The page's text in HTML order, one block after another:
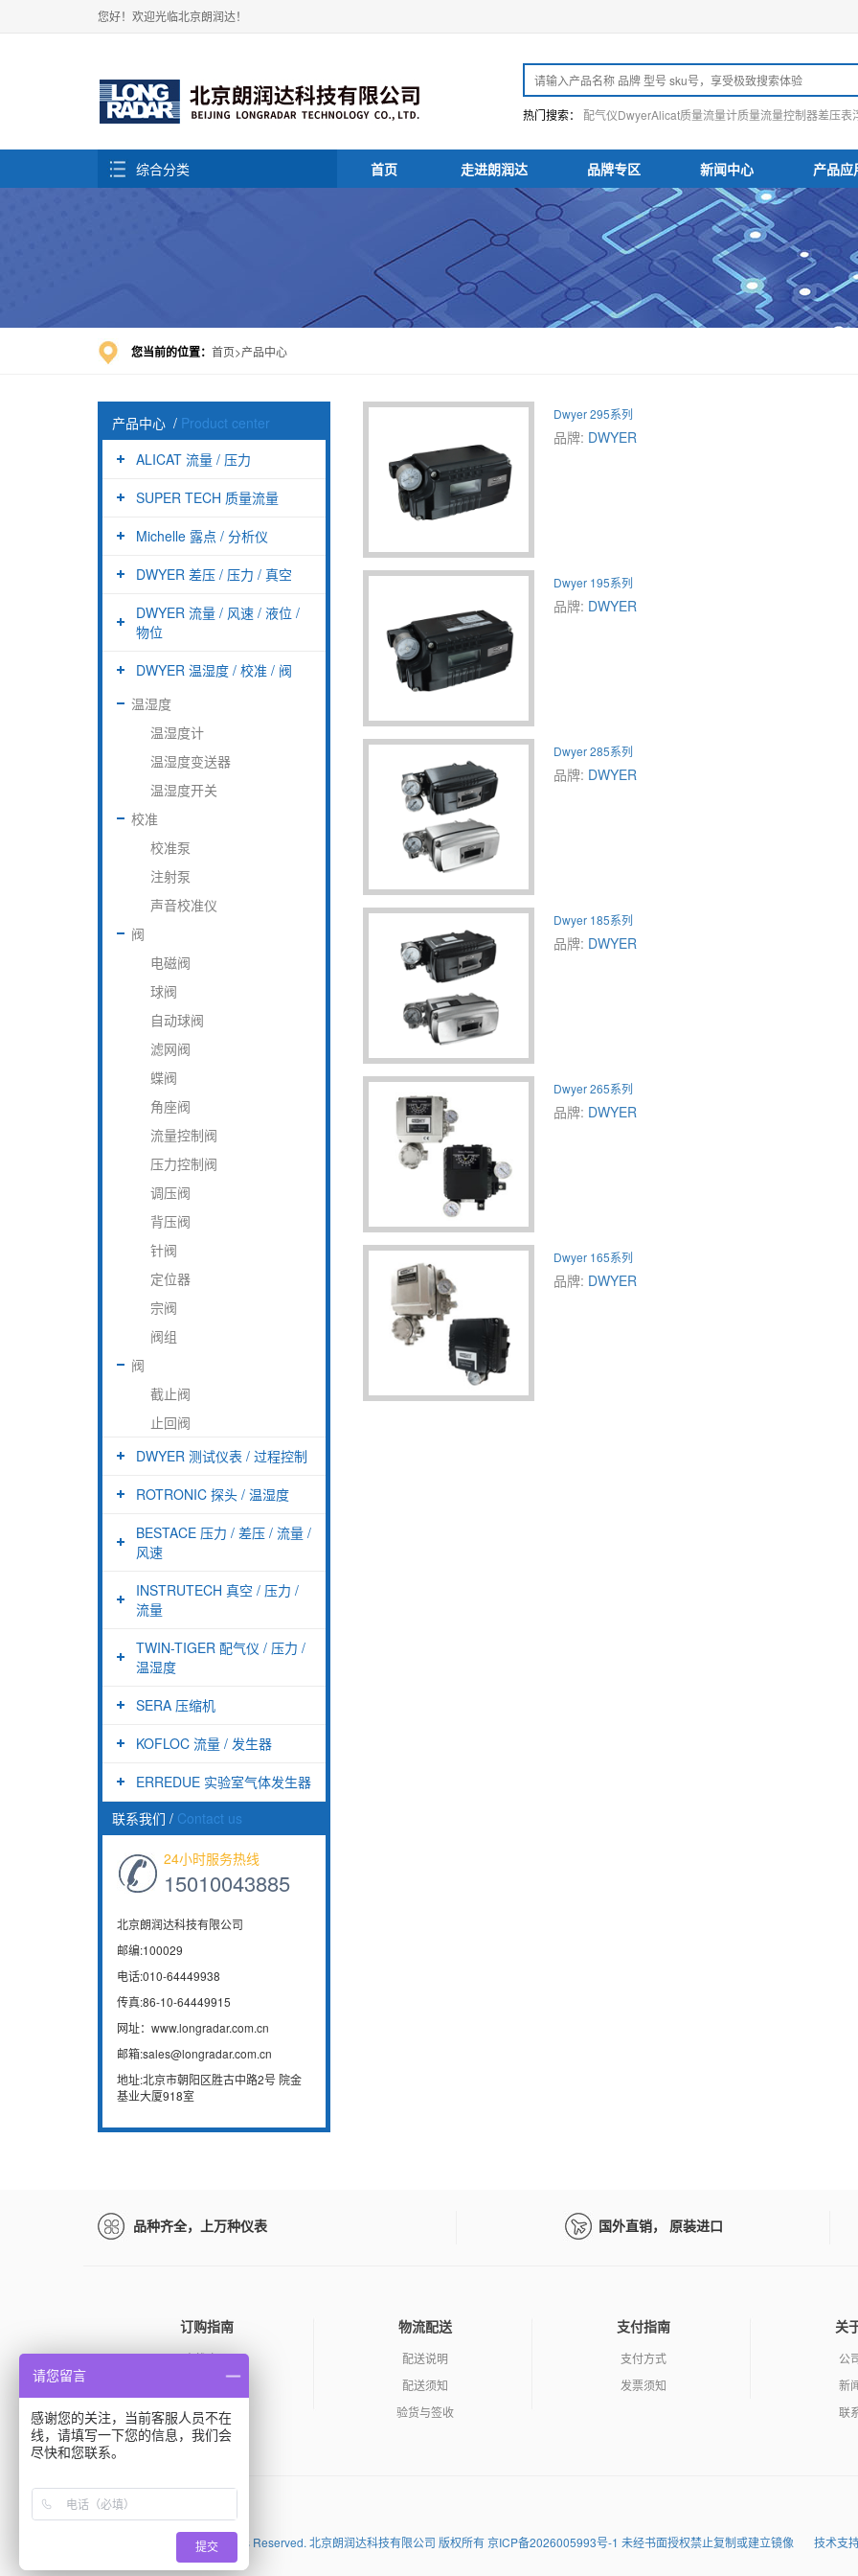
您好！欢迎光临北京朗润达！
热门搜索： 配气仪DwyerAlicat质量流量计质量流量控制器差压表
综合分类 首页 走进朗润达 品牌专区 新闻中心 产品应
您当前的位置： 首页 产品中心
产品中心 / Product center
ALICAT 流量 / 压力
SUPER TECH 质量流量
Michelle 露点 / 分析仪
DWYER 差压 / 压力 / 真空
DWYER 流量 / 风速 / 液位 /
物位
DWYER 温湿度 / 校准 / 阀
温湿度
温湿度计
温湿度变送器
温湿度开关
校准
校准泵
注射泵
声音校准仪
阀
电磁阀
球阀
自动球阀
滤网阀
蝶阀
角座阀
流量控制阀
压力控制阀
调压阀
背压阀
针阀
定位器
宗阀
阀组
阀
截止阀
止回阀
DWYER 测试仪表 / 过程控制
ROTRONIC 探头 / 温湿度
BESTACE 压力 / 差压 / 流量 /
风速
INSTRUTECH 真空 / 压力 /
流量
TWIN-TIGER 配气仪 / 压力 /
温湿度
SERA 压缩机
KOFLOC 流量 / 发生器
ERREDUE 实验室气体发生器
联系我们 / Contact us
24小时服务热线
15010043885
北京朗润达科技有限公司
邮编:100029
电话:010-64449938
传真:86-10-64449915
网址：www.longradar.com.cn
邮箱:sales@longradar.com.cn
地址:北京市朝阳区胜古中路2号 院金
基业大厦918室
Dwyer 295系列
品牌: DWYER
Dwyer 195系列
品牌: DWYER
Dwyer 285系列
品牌: DWYER
Dwyer 185系列
品牌: DWYER
Dwyer 265系列
品牌: DWYER
Dwyer 165系列
品牌: DWYER
品种齐全，上万种仪表 国外直销， 原装进口
订购指南
查找产品
订购产品
物流配送
配送说明
配送须知
验货与签收
支付指南
支付方式
发票须知
关
公
新
联
百度
Copyright (C) 2026 All Rights Reserved. 北京朗润达科技有限公司 版权所有 京ICP备2026005993号-1 未经书面授权禁止复制或建立镜像 技术支
请您留言
感谢您的关注，当前客服人员不在
线，请填写一下您的信息，我们会
尽快和您联系。
提交